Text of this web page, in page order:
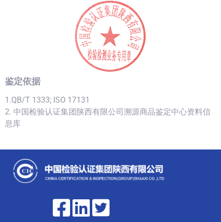
鉴定依据
1.QB/T 1333; ISO 17131
2. 中国检验认证集团陕西有限公司溯源商品鉴定中心资料信
息库